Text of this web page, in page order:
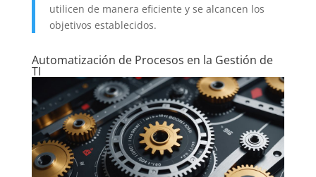
utilicen de manera eficiente y se alcancen los
objetivos establecidos.
Automatización de Procesos en la Gestión de
TI